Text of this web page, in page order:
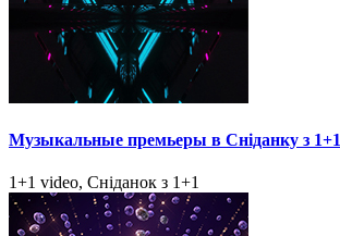
Музыкальные премьеры в Сніданку з 1+1
1+1 video, Сніданок з 1+1